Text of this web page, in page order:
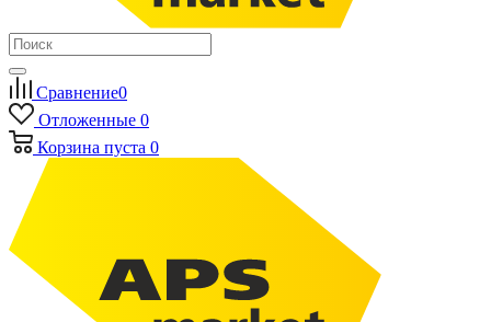
Сравнение0
Отложенные 0
Корзина пуста 0